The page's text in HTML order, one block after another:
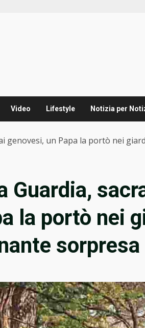
Video Lifestyle Notizia per
genovesi, un Papa la portò nei
Guardia,
la portò nei
sorpresa